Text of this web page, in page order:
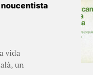
vida
un